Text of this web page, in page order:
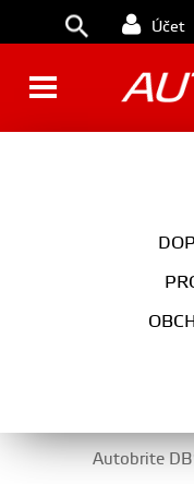
Účet
ČISTIČE
NA
ČISTIČE
Autobrite